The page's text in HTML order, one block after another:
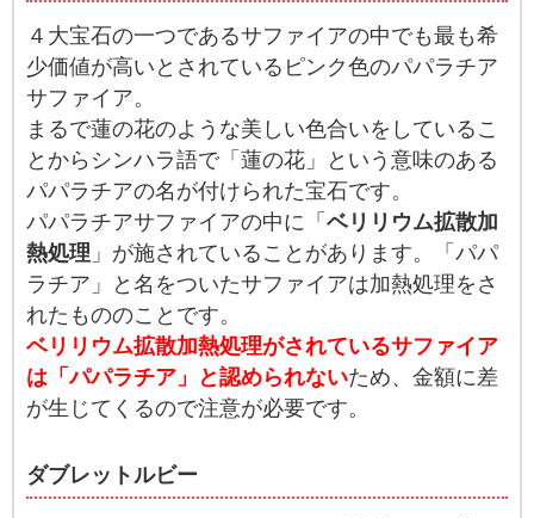
４大宝石の一つであるサファイアの中でも最も希
少価値が高いとされているピンク色のパパラチア
サファイア。
まるで蓮の花のような美しい色合いをしているこ
とからシンハラ語で「蓮の花」という意味のある
パパラチアの名が付けられた宝石です。
パパラチアサファイアの中に「 ベリリウム拡散加
熱処理 」が施されていることがあります。「パパ
ラチア」と名をついたサファイアは加熱処理をさ
れたもののことです。
ベリリウム拡散加熱処理がされているサファイア
は「パパラチア」と認められないため、金額に差
が生じてくるので注意が必要です。
ダブレットルビー